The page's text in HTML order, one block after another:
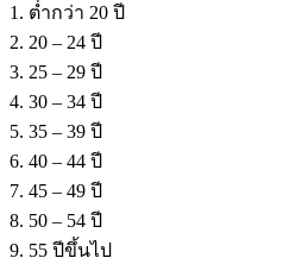
1. ต่ำกว่า 20 ปี
2. 20 – 24 ปี
3. 25 – 29 ปี
4. 30 – 34 ปี
5. 35 – 39 ปี
6. 40 – 44 ปี
7. 45 – 49 ปี
8. 50 – 54 ปี
9. 55 ปีขึ้นไป